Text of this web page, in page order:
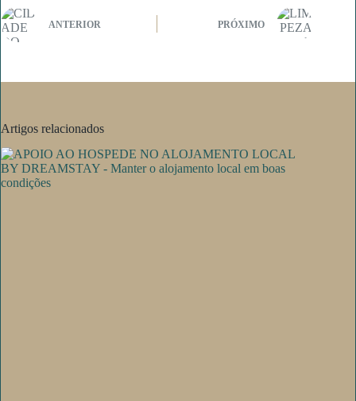
ANTERIOR PRÓXIMO
Artigos relacionados